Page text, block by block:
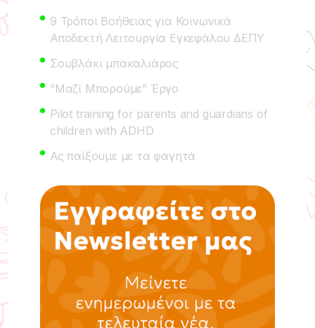
9 Τρόποι Βοήθειας για Κοινωνικά
Αποδεκτή Λειτουργία Εγκεφάλου ΔΕΠΥ
Σουβλάκι μπακαλιάρος
“Μαζί Μπορούμε” Έργο
Pilot training for parents and guardians of
children with ADHD
Ας παίξουμε με τα φαγητά